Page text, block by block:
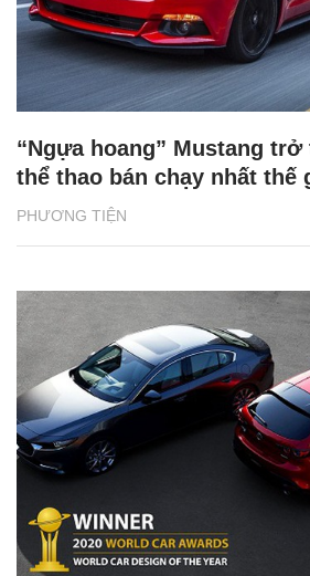
PHƯƠNG TIỆN
“Ngựa hoang” Mustang trở
thể thao bán chạy nhất thế